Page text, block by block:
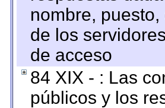
nombre,
de los
de acceso
84 XIX - : Las
públicos y los